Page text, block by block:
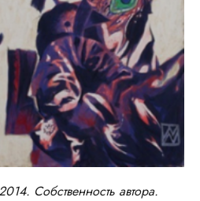
Собственность автора.